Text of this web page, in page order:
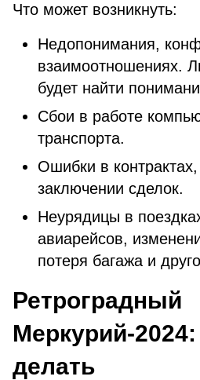
Что может возникнуть:
Недопонимания,
взаимоотношениях.
будет найти
Сбои в работе
транспорта.
Ошибки в
заключении сделок.
Неурядицы в
авиарейсов,
потеря багажа и
Ретроградный
Меркурий-
делать